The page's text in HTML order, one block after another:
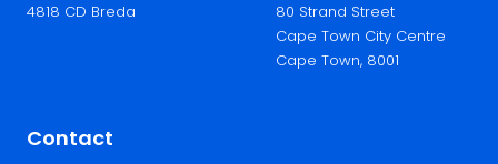
4818 CD Breda
80 Strand Street
Cape Town City Centre
Cape Town, 8001
Contact